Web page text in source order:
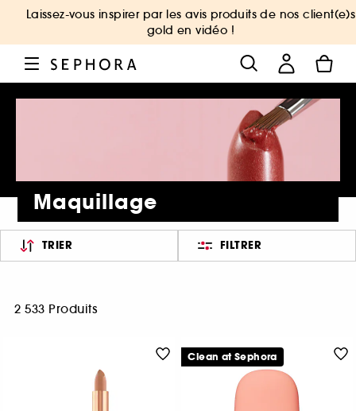
Laissez-vous inspirer par les avis produits de nos client(e)s
gold en vidéo !
Maquillage
TRIER FILTRER
2 533 Produits
Clean at Sephora